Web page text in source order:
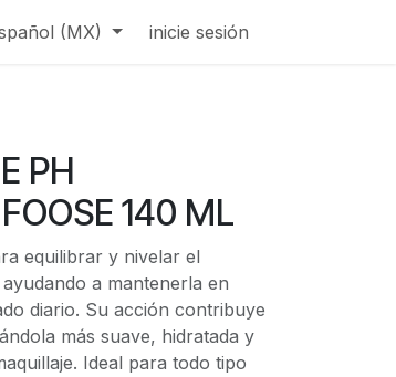
(MX) inicie sesión
PH
140 ML
equilibrar y nivelar el
a mantenerla en
diario. Su acción contribuye
más suave, hidratada y
Ideal para todo tipo